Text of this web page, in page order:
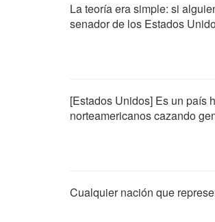
La teoría era simple: si
senador de los Estados
[Estados Unidos] Es un país
norteamericanos cazando
Cualquier nación que